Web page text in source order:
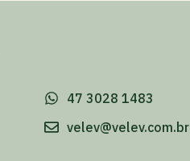
47 3028 1483
velev@velev.com.br